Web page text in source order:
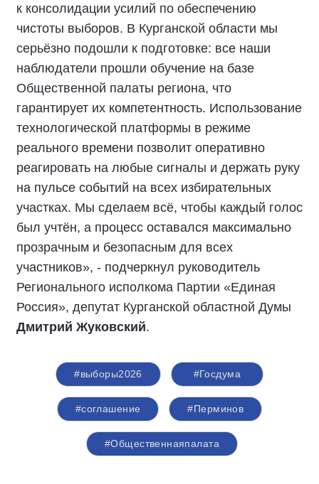
к консолидации усилий по обеспечению
чистоты выборов. В Курганской области мы
серьёзно подошли к подготовке: все наши
наблюдатели прошли обучение на базе
Общественной палаты региона, что
гарантирует их компетентность. Использование
технологической платформы в режиме
реального времени позволит оперативно
реагировать на любые сигналы и держать руку
на пульсе событий на всех избирательных
участках. Мы сделаем всё, чтобы каждый голос
был учтён, а процесс оставался максимально
прозрачным и безопасным для всех
участников», - подчеркнул руководитель
Регионального исполкома Партии «Единая
Россия», депутат Курганской областной Думы
Дмитрий Жуковский.
#выборы2026 #Госдума
#соглашение #Перминов
#Общественнаяпалата